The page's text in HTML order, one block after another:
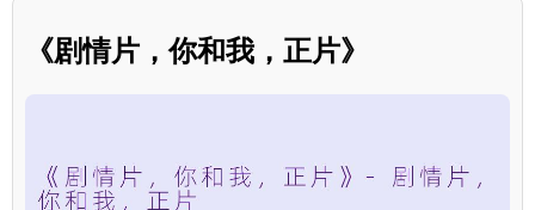
《剧情片，你和我，正片》